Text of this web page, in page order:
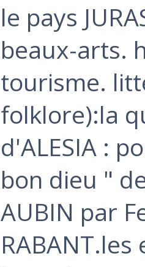
‎le pays
beaux-arts.
tourisme.
folklore):la
d'ALESIA :
bon dieu "
AUBIN par
RABANT.les